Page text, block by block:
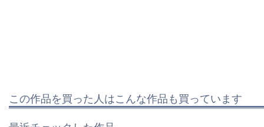
この作品を買った人はこんな作品も買っています